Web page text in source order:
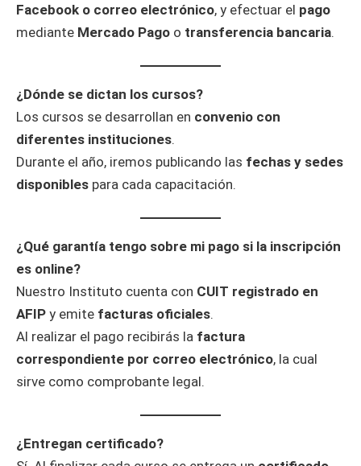
Facebook o correo electrónico, y efectuar el pago
mediante Mercado Pago o transferencia bancaria.
¿Dónde se dictan los cursos?
Los cursos se desarrollan en convenio con
diferentes instituciones.
Durante el año, iremos publicando las fechas y sedes
disponibles para cada capacitación.
¿Qué garantía tengo sobre mi pago si la inscripción
es online?
Nuestro Instituto cuenta con CUIT registrado en
AFIP y emite facturas oficiales.
Al realizar el pago recibirás la factura
correspondiente por correo electrónico, la cual
sirve como comprobante legal.
¿Entregan certificado?